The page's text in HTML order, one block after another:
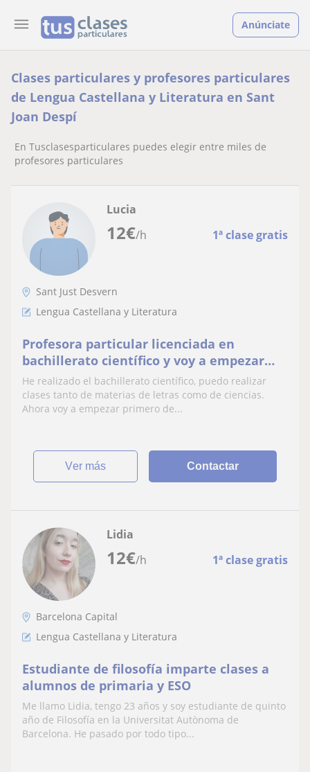
Anúnciate
Clases particulares y profesores particulares
de Lengua Castellana y Literatura en Sant
Joan Despí
En Tusclasesparticulares puedes elegir entre miles de
profesores particulares
12€/h 1ª clase gratis
Lucia
Sant Just Desvern
Lengua Castellana y Literatura
Profesora particular licenciada en
bachillerato científico y voy a empezar
ADE y finanzas
He realizado el bachillerato científico, puedo realizar
clases tanto de materias de letras como de ciencias.
Ahora voy a empezar primero de...
ver más Contactar
12€/h 1ª clase gratis
Lidia
Barcelona Capital
Lengua Castellana y Literatura
Estudiante de filosofía imparte clases a
alumnos de primaria y ESO
Me llamo Lidia, tengo 23 años y soy estudiante de quinto
año de Filosofía en la Universitat Autònoma de
Barcelona. He pasado por todo tipo...